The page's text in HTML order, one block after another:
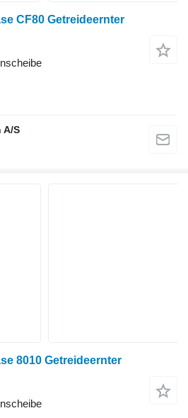
CF80 Getreideernter
A/S
8010 Getreideernter